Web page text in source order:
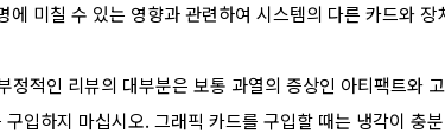
에 미칠 수 있는 영향과 관련하여 시스템의 다른 카드와 장
정적인 리뷰의 대부분은 보통 과열의 증상인 아티팩트와
입하지 마십시오. 그래픽 카드를 구입할 때는 냉각이 충